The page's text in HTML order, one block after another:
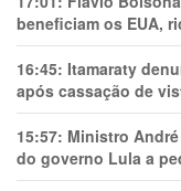
beneficiam os EUA,
16:45: Itamaraty
após cassação de
15:57: Ministro
do governo Lula a